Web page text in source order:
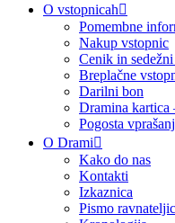
O vstopnicah
Pomembne
Nakup vstopnic
Cenik in sedežni
Breplačne
Darilni bon
Dramina kartica
Pogosta
O Drami
Kako do nas
Kontakti
Izkaznica
Pismo